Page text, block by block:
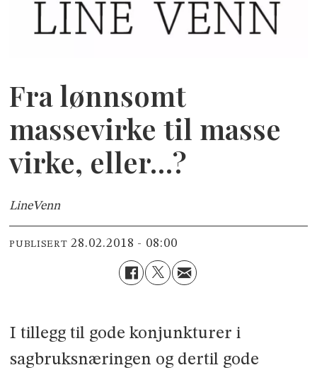
Fra lønnsomt
massevirke til masse
virke, eller…?
LineVenn
PUBLISERT 28.02.2018 - 08:00
I tillegg til gode konjunkturer i
sagbruksnæringen og dertil gode